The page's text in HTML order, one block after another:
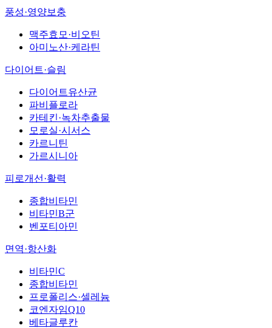
풍성·영양보충
맥주효모·비오틴
아미노산·케라틴
다이어트·슬림
다이어트유산균
파비플로라
카테킨·녹차추출물
모로실·시서스
카르니틴
가르시니아
피로개선·활력
종합비타민
비타민B군
벤포티아민
면역·항산화
비타민C
종합비타민
프로폴리스·셀레늄
코엔자임Q10
베타글루칸